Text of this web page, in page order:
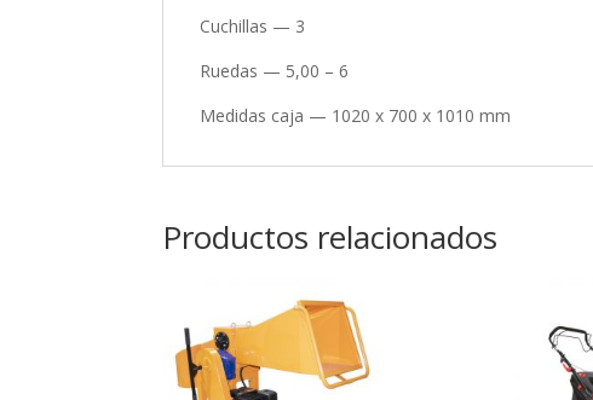
Cuchillas — 3
Ruedas — 5,00 – 6
Medidas caja — 1020 x 700 x 1010 mm
Productos relacionados